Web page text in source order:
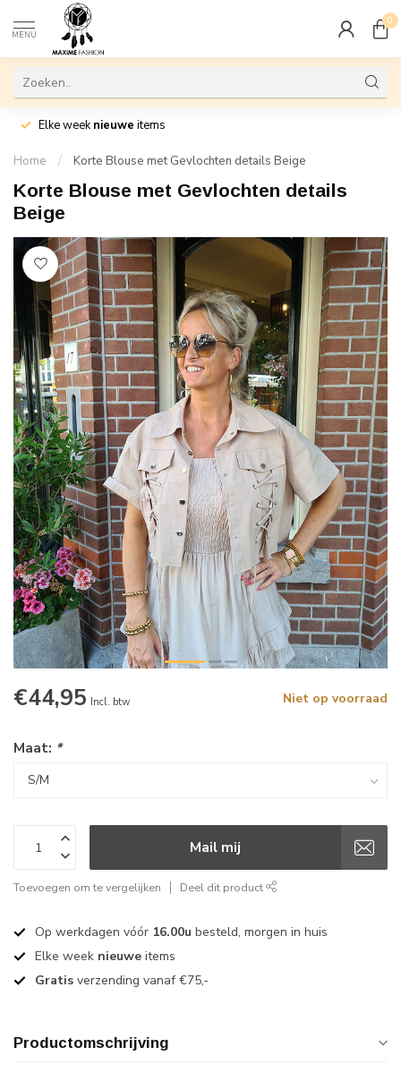
MENU
0
Elke weeknieuwe items
Home / Korte Blouse met Gevlochten details Beige
Korte Blouse met Gevlochten details
Beige
€44,95 Incl. btw Niet op voorraad
Maat: *
Mail mij
Toevoegen om te vergelijken Deel dit product
Op werkdagen vóór 16.00u besteld, morgen in huis
Elke week nieuwe items
Gratis verzending vanaf €75,-
Productomschrijving